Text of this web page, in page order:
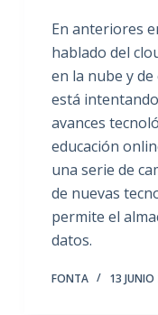
En anteriores
hablado del
en la nube y
está
avances
educación
una serie de
de nuevas
permite el
datos.
FONTA 13